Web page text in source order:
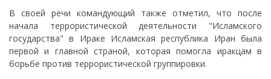
В своей речи командующий также отметил, что после
начала террористической деятельности "Исламского
государства" в Ираке Исламская республика Иран была
первой и главной страной, которая помогла иракцам в
борьбе против террористической группировки.